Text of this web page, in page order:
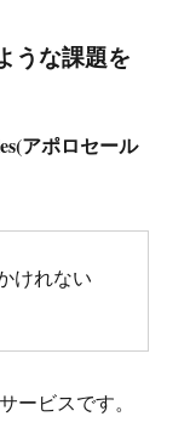
うな課題を
アポロセール
けれない
ービスです。